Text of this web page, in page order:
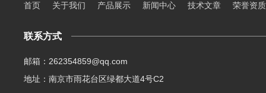
首页 关于我们 产品展示 新闻中心 技术文章 荣誉资质
联系方式
邮箱：262354859@qq.com
地址：南京市雨花台区绿都大道4号C2